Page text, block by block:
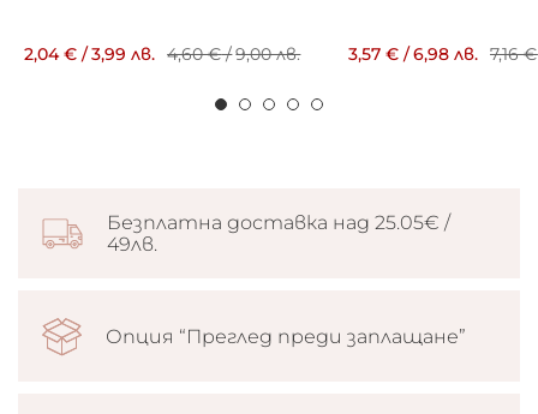
2,04 € /3,99 лв. 4,60 €/9,00 лв. 3,57 € /6,98 лв. 7,16 €
Безплатна доставка над 25.05€ /
49лв.
Опция “Преглед преди заплащане”